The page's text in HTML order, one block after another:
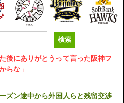
後にありがとうって言った阪神フ
らな」
ズン途中から外国人らと残留交渉